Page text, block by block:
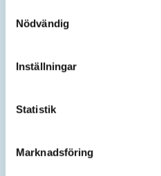
Nödvändig
Inställningar
Statistik
Marknadsföring
Aktiviteter
Mad og drikke